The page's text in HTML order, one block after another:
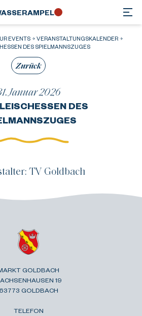
Zurück
EVENTS
VERANSTALTUNGSKALENDER
DES SPIELMANNSZUGES
Januar 2026
DES
TV Goldbach
GOLDBACH
19
GOLDBACH
TELEFON